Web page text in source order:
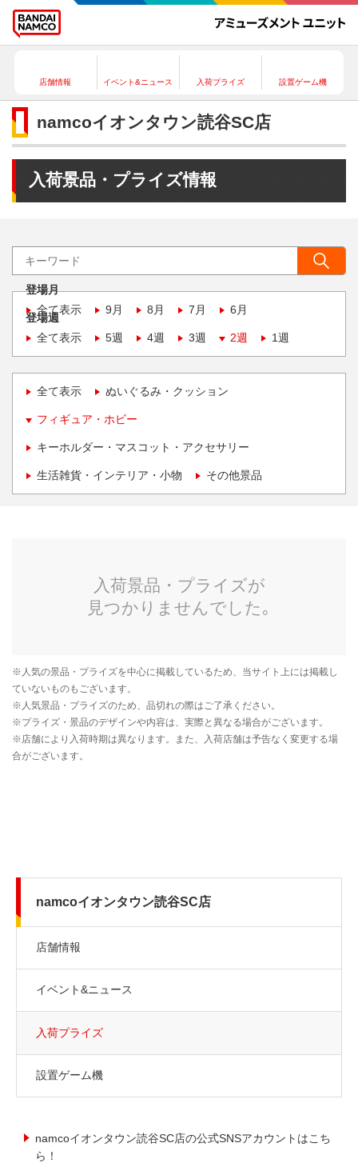
店舗情報 イベント&ニュース 入荷プライズ 設置ゲーム機
namcoイオンタウン読谷SC店
入荷景品・プライズ情報
登場月
全て表示
9月 8月 7月 6月
登場週
全て表示
5週 4週 3週 2週 1週
全て表示 ぬいぐるみ・クッション
フィギュア・ホビー
キーホルダー・マスコット・アクセサリー
生活雑貨・インテリア・小物 その他景品
namcoイオンタウン読谷SC店
店舗情報
イベント&ニュース
入荷プライズ
設置ゲーム機
namcoイオンタウン読谷SC店の公式SNSアカウントはこち
ら！